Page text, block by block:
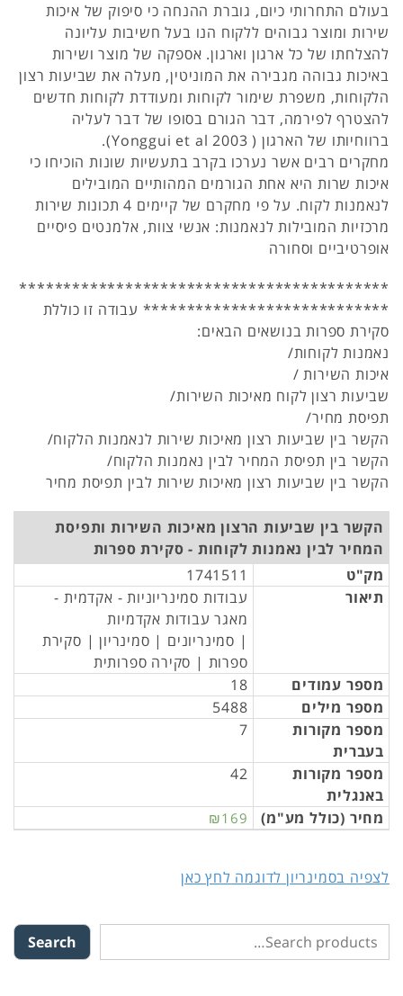
בעולם התחרותי כיום, גוברת ההנחה כי סיפוק של איכות
שירות ומוצר גבוהים ללקוח הנו בעל חשיבות עליונה
להצלחתו של כל ארגון וארגון. אספקה של מוצר ושירות
באיכות גבוהה מגבירה את המוניטין, מעלה את שביעות רצון
הלקוחות, משפרת שימור לקוחות ומעודדת לקוחות חדשים
להצטרף לפירמה, דבר הגורם בסופו של דבר לעליה
ברווחיותו של הארגון ( Yonggui et al 2003).
מחקרים רבים אשר נערכו בקרב בתעשיות שונות הוכיחו כי
איכות שרות היא אחת הגורמים המהותיים המובילים
לנאמנות לקוח. על פי מחקרם של קיימים 4 תכונות שירות
מרכזיות המובילות לנאמנות: אנשי צוות, אלמנטים פיסיים
אופרטיביים וסחורה
******************************************
**************************** עבודה זו כוללת
סקירת ספרות בנושאים הבאים:
נאמנות לקוחות/
איכות השירות /
שביעות רצון לקוח מאיכות השירות/
תפיסת מחיר/
הקשר בין שביעות רצון מאיכות שירות לנאמנות הלקוח/
הקשר בין תפיסת המחיר לבין נאמנות הלקוח/
הקשר בין שביעות רצון מאיכות שירות לבין תפיסת מחיר
הקשר בין שביעות הרצון מאיכות השירות ותפיסת
המחיר לבין נאמנות לקוחות - סקירת ספרות
מק"ט
1741511
תיאור
עבודות סמינריוניות - אקדמית -
מאגר עבודות אקדמיות
| סמינריונים | סמינריון | סקירת
ספרות | סקירה ספרותית
מספר עמודים
18
מספר מילים
5488
מספר מקורות
בעברית
7
מספר מקורות
באנגלית
42
מחיר (כולל מע"מ) ₪169
לצפיה בסמינריון לדוגמה לחץ כאן
Search